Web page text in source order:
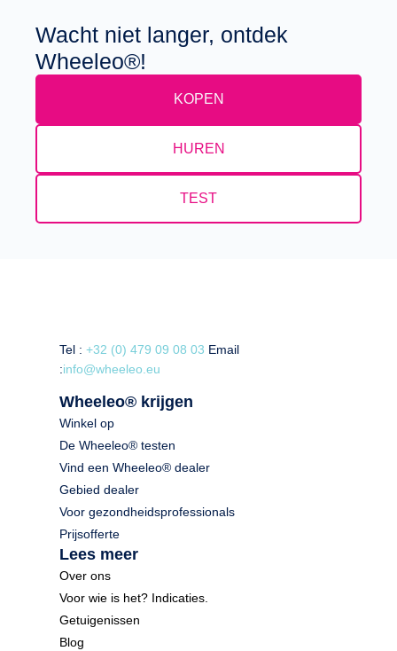
Wacht niet langer, ontdek
Wheeleo®!
KOPEN
HUREN
TEST
Tel :+32 (0) 479 09 08 03 Email
:info@wheeleo.eu
Wheeleo® krijgen
Winkel op
De Wheeleo® testen
Vind een Wheeleo® dealer
Gebied dealer
Voor gezondheidsprofessionals
Prijsofferte
Lees meer
Over ons
Voor wie is het? Indicaties.
Getuigenissen
Blog